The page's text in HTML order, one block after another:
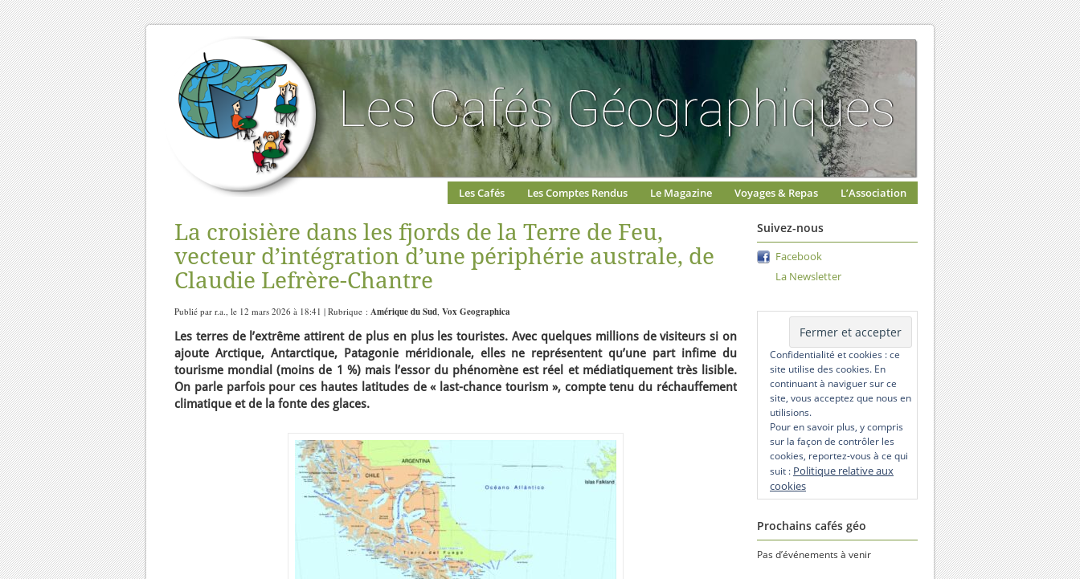
Les Cafés Les Comptes Rendus Le Magazine Voyages & Repas L’Association
La croisière dans les fjords de la Terre de Feu,
vecteur d’intégration d’une périphérie australe, de
Claudie Lefrère-Chantre
Publié par r.a., le 12 mars 2026 à 18:41 | Rubrique : Amérique du Sud, Vox Geographica
Les terres de l’extrême attirent de plus en plus les touristes. Avec quelques millions de visiteurs si on
ajoute Arctique, Antarctique, Patagonie méridionale, elles ne représentent qu’une part infime du
tourisme mondial (moins de 1 %) mais l’essor du phénomène est réel et médiatiquement très lisible.
On parle parfois pour ces hautes latitudes de « last-chance tourism », compte tenu du réchauffement
climatique et de la fonte des glaces.
Suivez-nous
Facebook
La Newsletter
Confidentialité et cookies : ce
site utilise des cookies. En
continuant à naviguer sur ce
site, vous acceptez que nous en
utilisions.
Pour en savoir plus, y compris
sur la façon de contrôler les
cookies, reportez-vous à ce qui
suit : Politique relative aux
cookies
Prochains cafés géo
Pas d’événements à venir